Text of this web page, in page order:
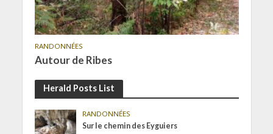
RANDONNÉES
Autour de Ribes
Herald Posts List
RANDONNÉES
Sur le chemin des Eyguiers